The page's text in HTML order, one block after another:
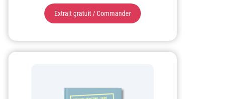
Extrait gratuit / Commander